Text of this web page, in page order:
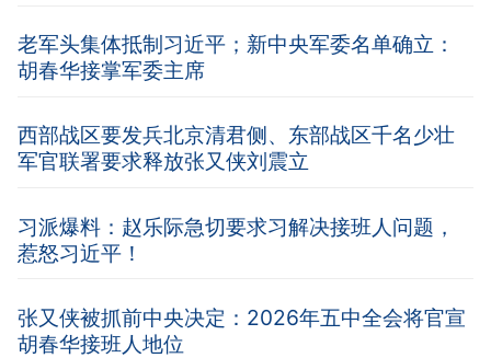
老军头集体抵制习近平；新中央军委名单确立：
胡春华接掌军委主席
西部战区要发兵北京清君侧、东部战区千名少壮
军官联署要求释放张又侠刘震立
习派爆料：赵乐际急切要求习解决接班人问题，
惹怒习近平！
张又侠被抓前中央决定：2026年五中全会将官宣
胡春华接班人地位